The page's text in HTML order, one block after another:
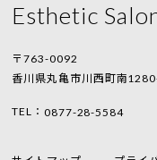
Esthetic
〒763-0092
香川県丸亀市川西町南
TEL：0877-28-5584